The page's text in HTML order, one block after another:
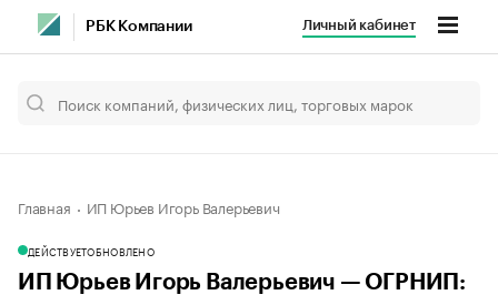
РБК Компании Личный кабинет
Главная ИП Юрьев Игорь Валерьевич
ДЕЙСТВУЕТОБНОВЛЕНО
ИП Юрьев Игорь Валерьевич — ОГРНИП: